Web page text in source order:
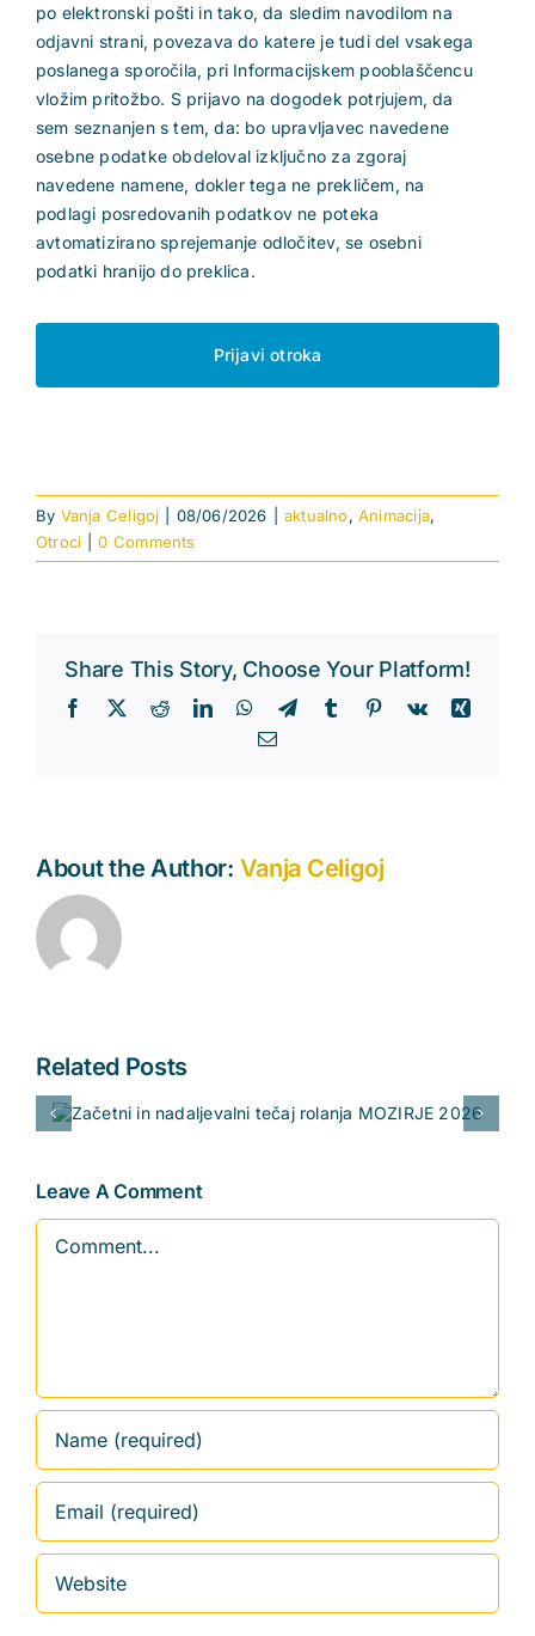
po elektronski pošti in tako, da sledim navodilom na
odjavni strani, povezava do katere je tudi del vsakega
poslanega sporočila, pri Informacijskem pooblaščencu
vložim pritožbo. S prijavo na dogodek potrjujem, da
sem seznanjen s tem, da: bo upravljavec navedene
osebne podatke obdeloval izključno za zgoraj
navedene namene, dokler tega ne prekličem, na
podlagi posredovanih podatkov ne poteka
avtomatizirano sprejemanje odločitev, se osebni
podatki hranijo do preklica.
By Vanja Celigoj 08/06/2026 aktualno,Animacija,
Otroci
0 Comments
Share This Story, Choose Your Platform!
Facebook
X RedditLinkedInWhatsApp
TelegramTumblr Pinterest
Vk
Xing
Email
About the Author: Vanja Celigoj
Related Posts
Leave A Comment
Comment